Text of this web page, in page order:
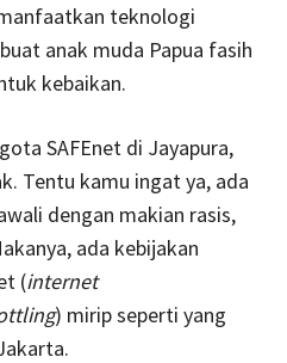
teknologi
anak muda Papua fasih
kebaikan.
SAFEnet di Jayapura,
Tentu kamu ingat ya, ada
dengan makian rasis,
ada kebijakan
(internet
) mirip seperti yang